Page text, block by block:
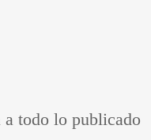
todo lo publicado